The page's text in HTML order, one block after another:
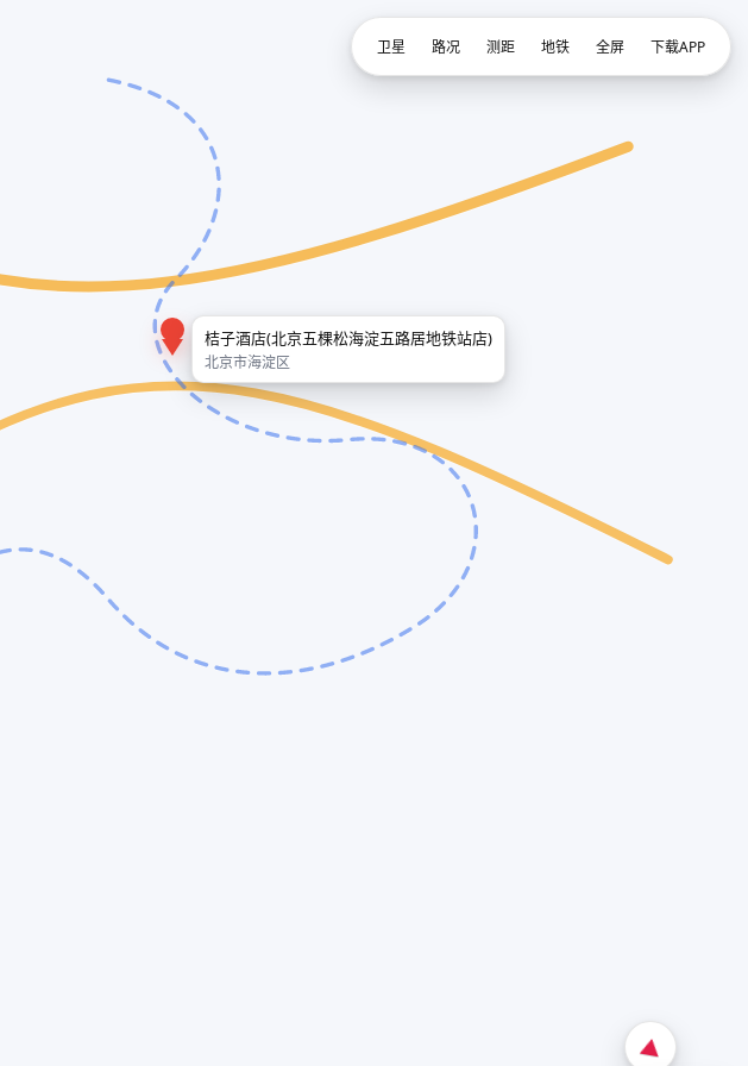
桔子酒店(北京五棵松海淀五路居地铁站店)
北京市海淀区
卫星 路况 测距 地铁 全屏 下载APP